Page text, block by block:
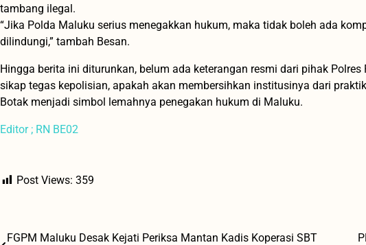
tambang ilegal.
“Jika Polda Maluku serius menegakkan hukum, maka tidak boleh ada
dilindungi,” tambah Besan.
Hingga berita ini diturunkan, belum ada keterangan resmi dari pihak
sikap tegas kepolisian, apakah akan membersihkan institusinya dari
Botak menjadi simbol lemahnya penegakan hukum di Maluku.
Editor ; RN BE02
Post Views: 359
FGPM Maluku Desak Kejati Periksa Mantan Kadis Koperasi SBT